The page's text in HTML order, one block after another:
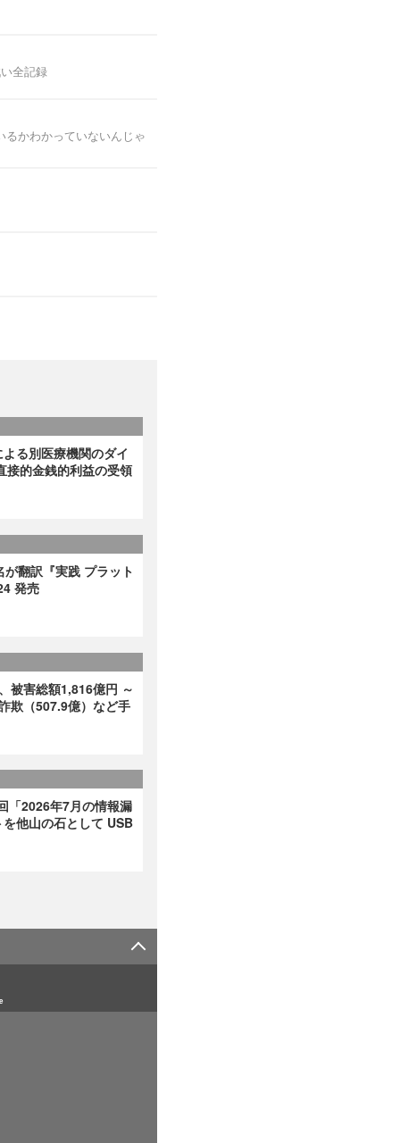
全記録
かわかっていないんじゃ
る別医療機関のダイ
接的金銭的利益の受領
翻訳『実践 プラット
発売
被害総額1,816億円 ～
欺（507.9億）など手
「2026年7月の情報漏
他山の石として USB